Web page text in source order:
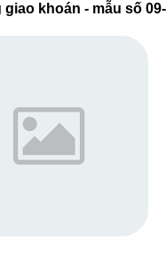
khoán - mẫu số